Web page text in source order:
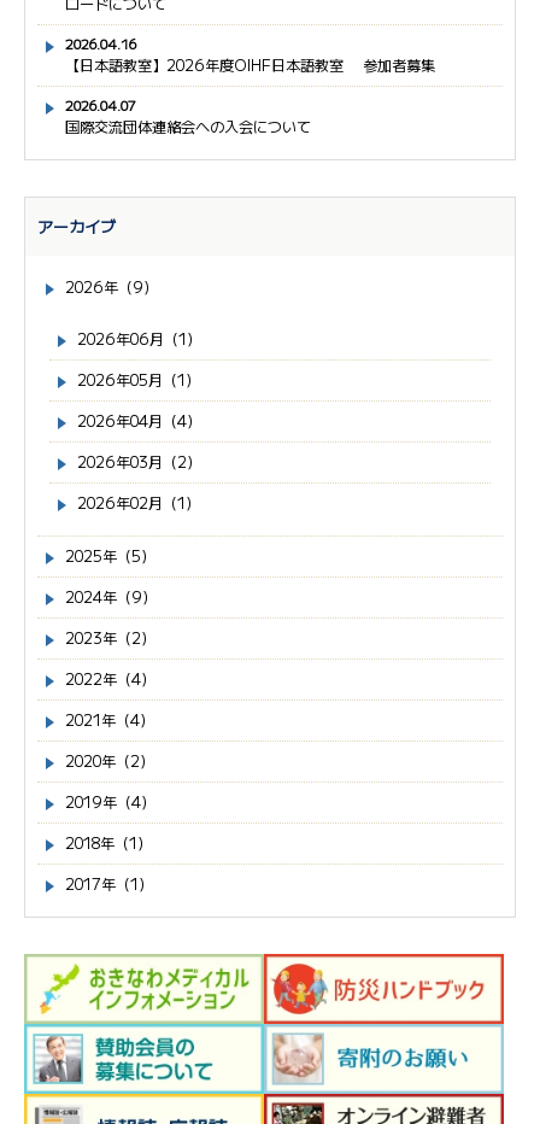
2026.04.16
【日本語教室】2026年度OIHF日本語教室 参加者募集
2026.04.07
国際交流団体連絡会への入会について
アーカイブ
2026年（9）
2026年06月（1）
2026年05月（1）
2026年04月（4）
2026年03月（2）
2026年02月（1）
2025年（5）
2024年（9）
2023年（2）
2022年（4）
2021年（4）
2020年（2）
2019年（4）
2018年（1）
2017年（1）